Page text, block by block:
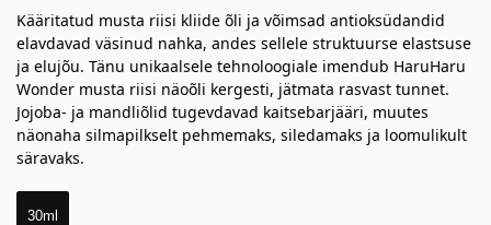
Kääritatud musta riisi kliide õli ja võimsad antioksüdandid
elavdavad väsinud nahka, andes sellele struktuurse elastsuse
ja elujõu. Tänu unikaalsele tehnoloogiale imendub HaruHaru
Wonder musta riisi näoõli kergesti, jätmata rasvast tunnet.
Jojoba- ja mandliõlid tugevdavad kaitsebarjääri, muutes
näonaha silmapilkselt pehmemaks, siledamaks ja loomulikult
säravaks.
30ml